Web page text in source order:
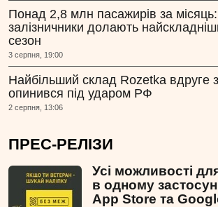
Понад 2,8 млн пасажирів за
залізничники долають
сезон
3 серпня, 19:00
Найбільший склад Rozetka вдруге
опинився під ударом РФ
2 серпня, 13:06
ПРЕС-РЕЛІЗИ
Усі можливості
в одному
App Store та